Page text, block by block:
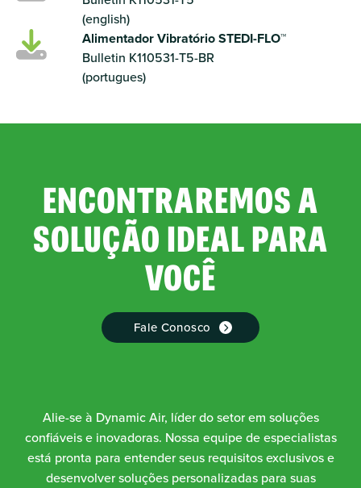
(english)
Alimentador Vibratório STEDI-FLO™
Bulletin K110531-T5-BR
(portugues)
ENCONTRAREMOS A
SOLUÇÃO IDEAL PARA
VOCÊ
Fale Conosco
Alie-se à Dynamic Air, líder do setor em soluções
confiáveis e inovadoras. Nossa equipe de especialistas
está pronta para entender seus requisitos exclusivos e
desenvolver soluções personalizadas para suas